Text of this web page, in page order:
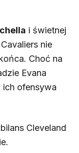
i świetnej
nie
Choć na
Evana
ich ofensywa
Cleveland